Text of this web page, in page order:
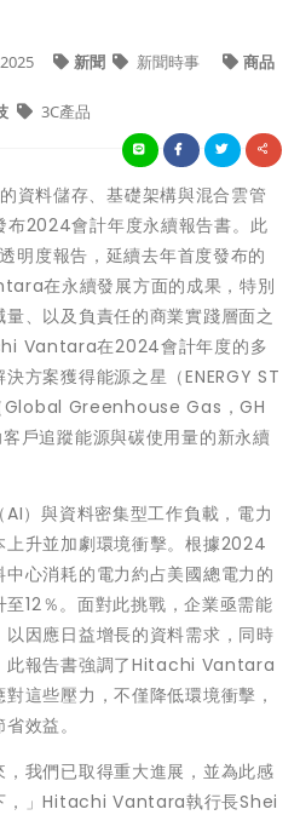
新聞 新聞時事 商品
3C產品
資料儲存、基礎架構與混合雲管
2024會計年度永續報告書。此
明度報告，延續去年首度發布的
在永續發展方面的成果，特別
、以及負責任的商業實踐層面之
Vantara在2024會計年度的多
方案獲得能源之星（ENERGY ST
Global Greenhouse Gas，GH
戶追蹤能源與碳使用量的新永續
）與資料密集型工作負載，電力
上升並加劇環境衝擊。根據2024
心消耗的電力約占美國總電力的
12％。面對此挑戰，企業亟需能
因應日益增長的資料需求，同時
此報告書強調了Hitachi Vantara
這些壓力，不僅降低環境衝擊，
效益。
，我們已取得重大進展，並為此感
，」Hitachi Vantara執行長Shei